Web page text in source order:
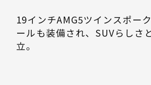
19インチAMG5ツインスポー
ールも装備され、SUVらしさ
立。